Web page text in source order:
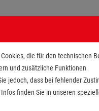
die für den technischen
und zusätzliche Funktionen
jedoch, dass bei fehlender
finden Sie in unseren